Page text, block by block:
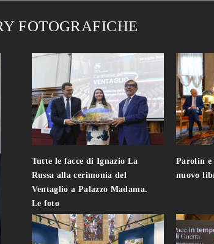
FOTOGRAFICHE
Tutte le facce di Ignazio La
Russa alla cerimonia del
Ventaglio a Palazzo Madama.
Le foto
Parolin e
nuovo